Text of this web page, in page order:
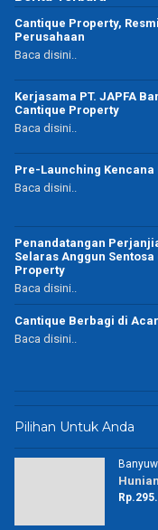
Cantique Property,
Perusahaan
Baca disini..
Kerjasama PT. JAPFA
Cantique Property
Baca disini..
Pre-Launching
Baca disini..
Penandatangan
Selaras Anggun Sentosa
Property
Baca disini..
Cantique Berbagi di
Baca disini..
Pilihan Untuk Anda